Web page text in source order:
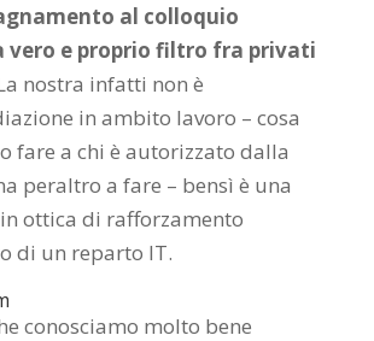
al colloquio
vero e proprio filtro fra privati
nostra infatti non è
in ambito lavoro – cosa
fare a chi è autorizzato dalla
peraltro a fare – bensì è una
ottica di rafforzamento
di un reparto IT.
conosciamo molto bene